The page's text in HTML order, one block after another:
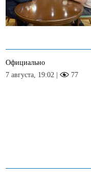
Официально
7 августа, 19:02 |
77